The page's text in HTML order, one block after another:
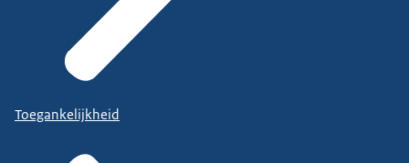
Toegankelijkheid